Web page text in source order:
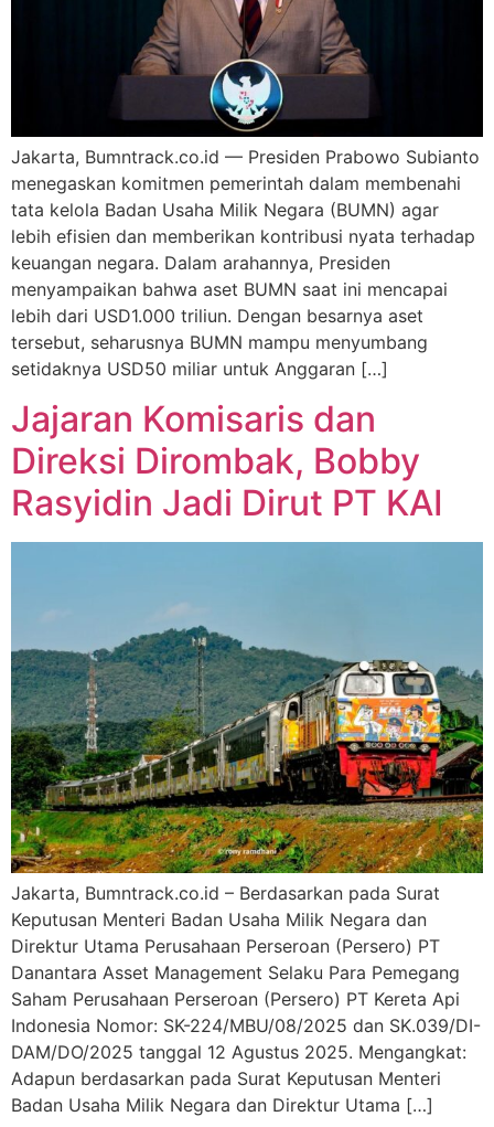
Jakarta, Bumntrack.co.id — Presiden Prabowo Subianto
menegaskan komitmen pemerintah dalam membenahi
tata kelola Badan Usaha Milik Negara (BUMN) agar
lebih efisien dan memberikan kontribusi nyata terhadap
keuangan negara. Dalam arahannya, Presiden
menyampaikan bahwa aset BUMN saat ini mencapai
lebih dari USD1.000 triliun. Dengan besarnya aset
tersebut, seharusnya BUMN mampu menyumbang
setidaknya USD50 miliar untuk Anggaran […]
Jajaran Komisaris dan
Direksi Dirombak, Bobby
Rasyidin Jadi Dirut PT KAI
Jakarta, Bumntrack.co.id – Berdasarkan pada Surat
Keputusan Menteri Badan Usaha Milik Negara dan
Direktur Utama Perusahaan Perseroan (Persero) PT
Danantara Asset Management Selaku Para Pemegang
Saham Perusahaan Perseroan (Persero) PT Kereta Api
Indonesia Nomor: SK-224/MBU/08/2025 dan SK.039/DI-
DAM/DO/2025 tanggal 12 Agustus 2025. Mengangkat:
Adapun berdasarkan pada Surat Keputusan Menteri
Badan Usaha Milik Negara dan Direktur Utama […]